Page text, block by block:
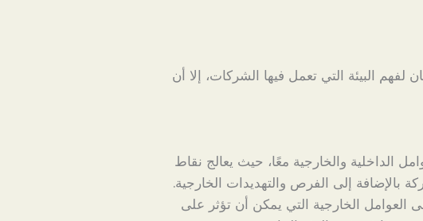
البيئة التي تعمل فيها الشركات، إلا أن
الداخلية والخارجية معًا، حيث يعالج نقاط
بالإضافة إلى الفرص والتهديدات الخارجية.
العوامل الخارجية التي يمكن أن تؤثر على